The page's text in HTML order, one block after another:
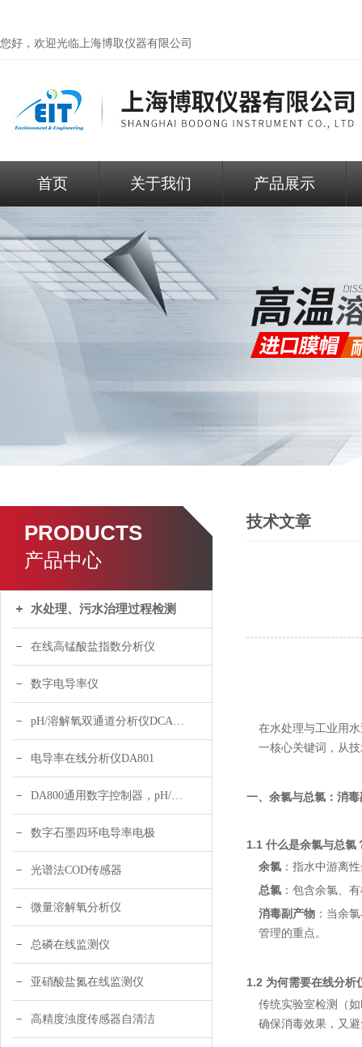
您好，欢迎光临上海博取仪器有限公司
首页 关于我们 产品展示
PRODUCTS
产品中心
水处理、污水治理过程检测
在线高锰酸盐指数分析仪
数字电导率仪
pH/溶解氧双通道分析仪DCA120
电导率在线分析仪DA801
DA800通用数字控制器，pH/DO/ORP多参数
数字石墨四环电导率电极
光谱法COD传感器
微量溶解氧分析仪
总磷在线监测仪
亚硝酸盐氮在线监测仪
高精度浊度传感器自清洁
技术文章
在水处理与工业用
一核心关键词，从
一、余氯与总氯：消
1.1 什么是余氯与总氯
余氯 ：指水中游离
总氯 ：包含余氯、
消毒副产物 ：当余
管理的重点。
1.2 为何需要在线分析
传统实验室检测（
确保消毒效果，又